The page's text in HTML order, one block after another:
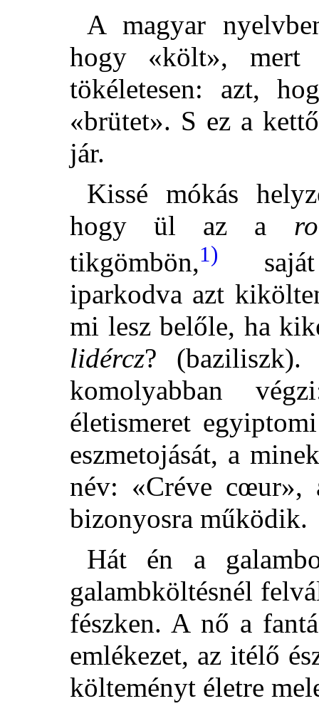
A magyar
hogy «költ», mert
tökéletesen: azt,
«brütet». S ez a
jár.
Kissé mókás
hogy ül az a
tikgömbön,1)
saját
iparkodva azt
mi lesz belőle, ha
lidércz?
komolyabban
életismeret
eszmetojását, a
név: «Créve cœur»,
bizonyosra működik.
Hát én a
galambköltésnél
fészken. A nő a
emlékezet, az itélő
költeményt életre